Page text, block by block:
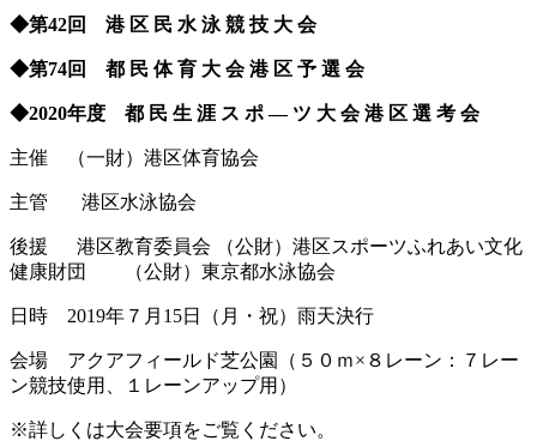
◆第42回 港 区 民 水 泳 競 技 大 会
◆第74回 都 民 体 育 大 会 港 区 予 選 会
◆2020年度 都 民 生 涯 ス ポ ― ツ 大 会 港 区 選 考 会
主催 （一財）港区体育協会
主管 港区水泳協会
後援 港区教育委員会 （公財）港区スポーツふれあい文化
健康財団 （公財）東京都水泳協会
日時 2019年７月15日（月・祝）雨天決行
会場 アクアフィールド芝公園（５０ｍ×８レーン：７レー
ン競技使用、１レーンアップ用）
※詳しくは大会要項をご覧ください。